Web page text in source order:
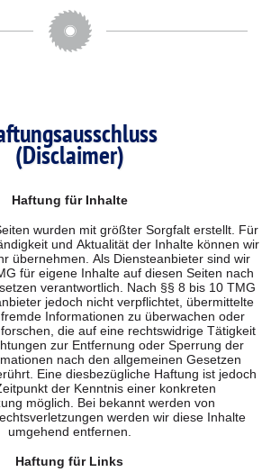
(Disclaimer)
Haftung für Inhalte
wurden mit größter Sorgfalt erstellt. Für
und Aktualität der Inhalte können wir
übernehmen. Als Diensteanbieter sind wir
für eigene Inhalte auf diesen Seiten nach
verantwortlich. Nach §§ 8 bis 10 TMG
jedoch nicht verpflichtet, übermittelte
Informationen zu überwachen oder
die auf eine rechtswidrige Tätigkeit
zur Entfernung oder Sperrung der
nach den allgemeinen Gesetzen
Eine diesbezügliche Haftung ist jedoch
der Kenntnis einer konkreten
möglich. Bei bekannt werden von
werden wir diese Inhalte
umgehend entfernen.
Haftung für Links